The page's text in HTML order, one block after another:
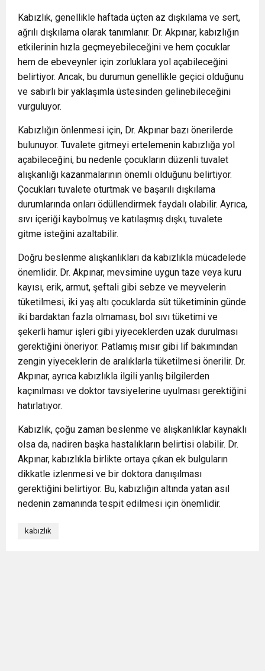
Kabızlık, genellikle haftada üçten az dışkılama ve sert,
ağrılı dışkılama olarak tanımlanır. Dr. Akpınar, kabızlığın
etkilerinin hızla geçmeyebileceğini ve hem çocuklar
hem de ebeveynler için zorluklara yol açabileceğini
belirtiyor. Ancak, bu durumun genellikle geçici olduğunu
ve sabırlı bir yaklaşımla üstesinden gelinebileceğini
vurguluyor.
Kabızlığın önlenmesi için, Dr. Akpınar bazı önerilerde
bulunuyor. Tuvalete gitmeyi ertelemenin kabızlığa yol
açabileceğini, bu nedenle çocukların düzenli tuvalet
alışkanlığı kazanmalarının önemli olduğunu belirtiyor.
Çocukları tuvalete oturtmak ve başarılı dışkılama
durumlarında onları ödüllendirmek faydalı olabilir. Ayrıca,
sıvı içeriği kaybolmuş ve katılaşmış dışkı, tuvalete
gitme isteğini azaltabilir.
Doğru beslenme alışkanlıkları da kabızlıkla mücadelede
önemlidir. Dr. Akpınar, mevsimine uygun taze veya kuru
kayısı, erik, armut, şeftali gibi sebze ve meyvelerin
tüketilmesi, iki yaş altı çocuklarda süt tüketiminin günde
iki bardaktan fazla olmaması, bol sıvı tüketimi ve
şekerli hamur işleri gibi yiyeceklerden uzak durulması
gerektiğini öneriyor. Patlamış mısır gibi lif bakımından
zengin yiyeceklerin de aralıklarla tüketilmesi önerilir. Dr.
Akpınar, ayrıca kabızlıkla ilgili yanlış bilgilerden
kaçınılması ve doktor tavsiyelerine uyulması gerektiğini
hatırlatıyor.
Kabızlık, çoğu zaman beslenme ve alışkanlıklar kaynaklı
olsa da, nadiren başka hastalıkların belirtisi olabilir. Dr.
Akpınar, kabızlıkla birlikte ortaya çıkan ek bulguların
dikkatle izlenmesi ve bir doktora danışılması
gerektiğini belirtiyor. Bu, kabızlığın altında yatan asıl
nedenin zamanında tespit edilmesi için önemlidir.
kabızlık